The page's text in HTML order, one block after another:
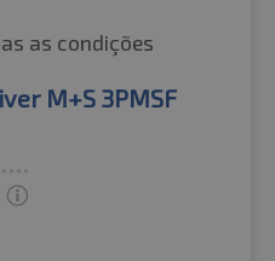
as condições
M+S 3PMSF